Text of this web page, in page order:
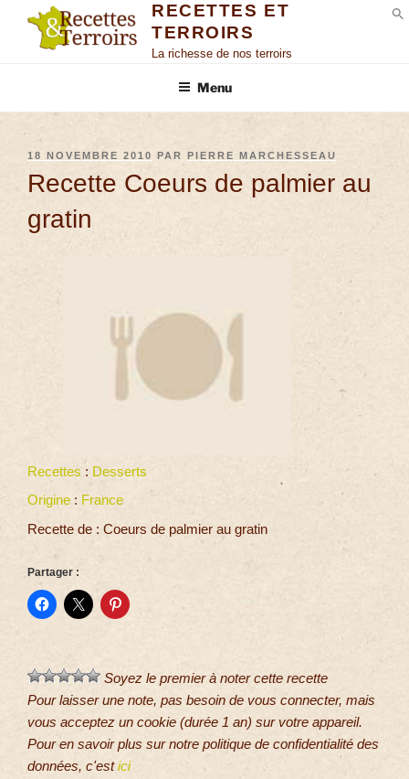
RECETTES ET
TERROIRS
La richesse de nos terroirs
Menu
18 NOVEMBRE 2010 PAR PIERRE MARCHESSEAU
Recette Coeurs de palmier au
gratin
Recettes : Desserts
Origine : France
Recette de : Coeurs de palmier au gratin
Partager :
Soyez le premier à noter cette recette
Pour laisser une note, pas besoin de vous connecter, mais
vous acceptez un cookie (durée 1 an) sur votre appareil.
Pour en savoir plus sur notre politique de confidentialité des
données, c'estici